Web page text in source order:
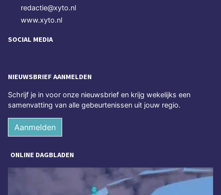
redactie@xyto.nl
www.xyto.nl
SOCIAL MEDIA
NIEUWSBRIEF AANMELDEN
Schrijf je in voor onze nieuwsbrief en krijg wekelijks een
samenvatting van alle gebeurtenissen uit jouw regio.
Aanmelden
ONLINE DAGBLADEN